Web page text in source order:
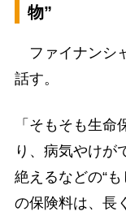
物”
ファイナンシ
話す。
「そもそも生
り、病気やけが
絶えるなどの“
の保険料は、長